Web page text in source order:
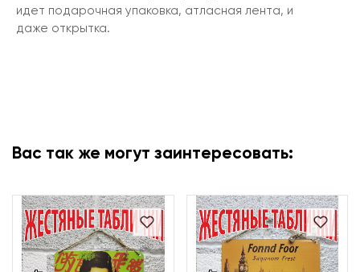
идет подарочная упаковка, атласная лента, и
даже открытка.
Вас так же могут заинтересовать: